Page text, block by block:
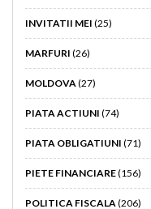
INVITATII MEI (25)
MARFURI (26)
MOLDOVA (27)
PIATA ACTIUNI (74)
PIATA OBLIGATIUNI (71)
PIETE FINANCIARE(156)
POLITICA FISCALA (206)